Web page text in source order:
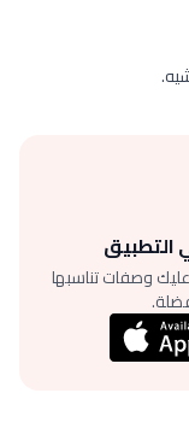
التطبيق
وصفات تناسبها